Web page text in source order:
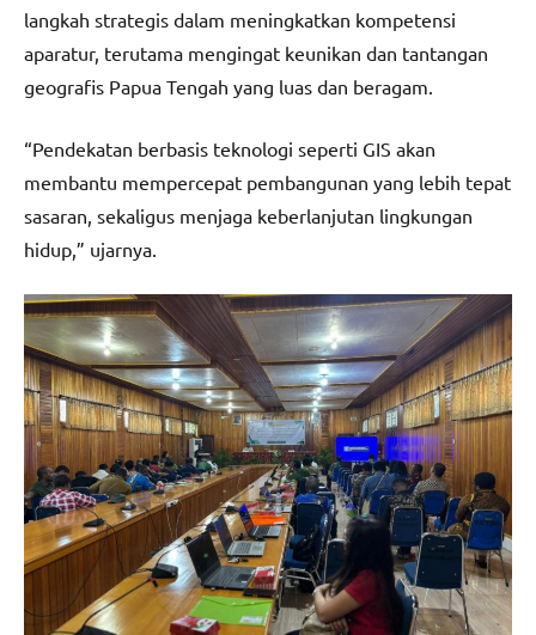
langkah strategis dalam meningkatkan kompetensi
aparatur, terutama mengingat keunikan dan tantangan
geografis Papua Tengah yang luas dan beragam.
“Pendekatan berbasis teknologi seperti GIS akan
membantu mempercepat pembangunan yang lebih tepat
sasaran, sekaligus menjaga keberlanjutan lingkungan
hidup,” ujarnya.